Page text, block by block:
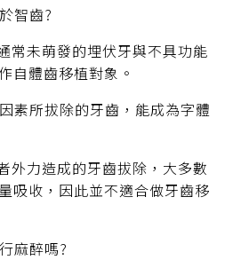
智齒?
常未萌發的埋伏牙與不具功能
自體齒移植對象。
素所拔除的牙齒，能成為字體
外力造成的牙齒拔除，大多數
吸收，因此並不適合做牙齒移
麻醉嗎?